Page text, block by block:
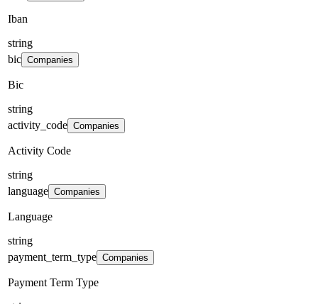
Iban
string
bic Companies
Bic
string
activity_code Companies
Activity Code
string
language Companies
Language
string
payment_term_type Companies
Payment Term Type